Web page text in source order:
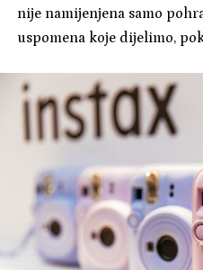
nije namijenjena samo
uspomena koje dijelimo,